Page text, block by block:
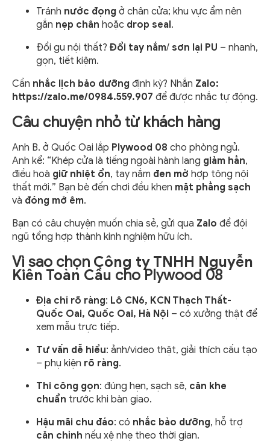
Tránh nước đọng ở chân cửa; khu vực ẩm nên
gắn nẹp chân hoặc drop seal.
Đổi gu nội thất? Đổi tay nắm/ sơn lại PU – nhanh,
gọn, tiết kiệm.
Cần nhắc lịch bảo dưỡng định kỳ? Nhắn Zalo:
https://zalo.me/0984.559.907 để được nhắc tự động.
Câu chuyện nhỏ từ khách hàng
Anh B. ở Quốc Oai lắp Plywood 08 cho phòng ngủ.
Anh kể: “Khép cửa là tiếng ngoài hành lang giảm hẳn,
điều hoà giữ nhiệt ổn, tay nắm đen mờ hợp tông nội
thất mới.” Bạn bè đến chơi đều khen mặt phẳng sạch
và đóng mở êm.
Bạn có câu chuyện muốn chia sẻ, gửi qua Zalo để đội
ngũ tổng hợp thành kinh nghiệm hữu ích.
Vì sao chọn Công ty TNHH Nguyễn
Kiên Toàn Cầu cho Plywood 08
Địa chỉ rõ ràng: Lô CN6, KCN Thạch Thất-
Quốc Oai, Quốc Oai, Hà Nội – có xưởng thật để
xem mẫu trực tiếp.
Tư vấn dễ hiểu: ảnh/video thật, giải thích cấu tạo
– phụ kiện rõ ràng.
Thi công gọn: đúng hẹn, sạch sẽ, căn khe
chuẩn trước khi bàn giao.
Hậu mãi chu đáo: có nhắc bảo dưỡng, hỗ trợ
căn chỉnh nếu xệ nhẹ theo thời gian.